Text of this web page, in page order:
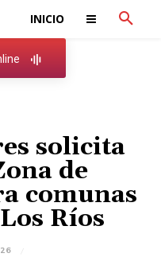
INICIO
solicita
de
comunas
Ríos